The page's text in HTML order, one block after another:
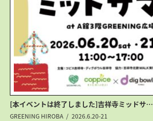
[本イベントは終了しました]吉祥寺ミッドサ…
GREENING HIROBA
2026.6.20-21